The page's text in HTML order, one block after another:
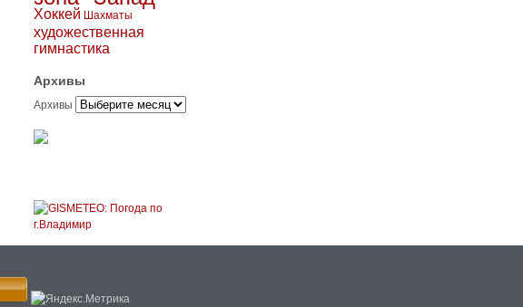
Хоккей Шахматы
художественная
гимнастика
Архивы
Архивы